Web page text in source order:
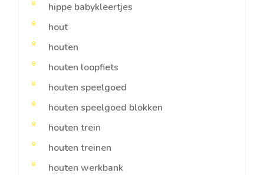
hippe babykleertjes
hout
houten
houten loopfiets
houten speelgoed
houten speelgoed blokken
houten trein
houten treinen
houten werkbank